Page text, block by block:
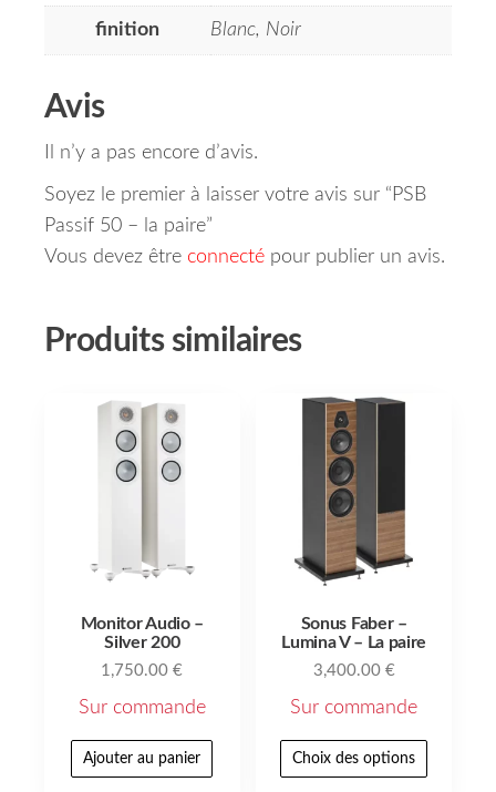
finition Blanc, Noir
Avis
Il n’y a pas encore d’avis.
Soyez le premier à laisser votre avis sur “PSB
Passif 50 – la paire”
Vous devez être connecté pour publier un avis.
Produits similaires
Monitor Audio –
Silver 200
1,750.00€
Sur commande
Ajouter au panier
Sonus Faber –
Lumina V – La paire
3,400.00 €
Sur commande
Choix des options